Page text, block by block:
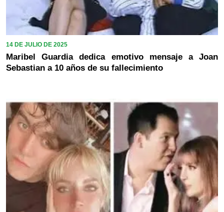
14 DE JULIO DE 2025
Maribel Guardia dedica emotivo mensaje a Joan
Sebastian a 10 años de su fallecimiento